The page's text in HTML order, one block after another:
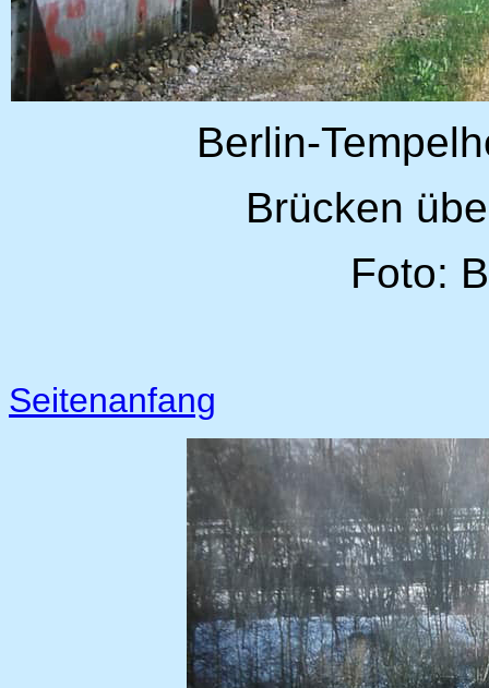
Berlin-
Brücken
Foto:
Seitenanfang